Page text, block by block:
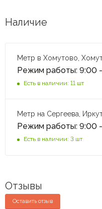
Наличие
Метр в Хомутово,
Режим работы: 9:00
Есть в наличии: 11 шт
Метр на Сергеева,
Режим работы: 9:00
Есть в наличии: 3 шт
Отзывы
Оставить отзыв